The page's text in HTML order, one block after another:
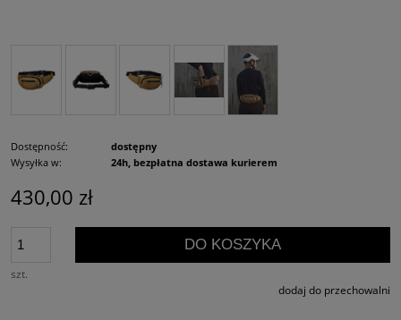
Dostępność:
dostępny
Wysyłka w:
24h, bezpłatna dostawa kurierem
430,00 zł
szt.
DO KOSZYKA
dodaj do przechowalni